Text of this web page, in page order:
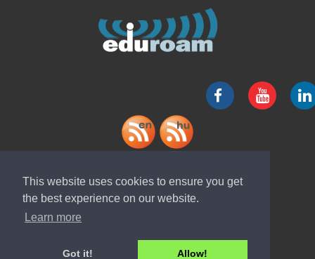
This website uses cookies to ensure you get
the best experience on our website.
Learn more
Got it! Allow!
"ELI-ALPS" app letöltése